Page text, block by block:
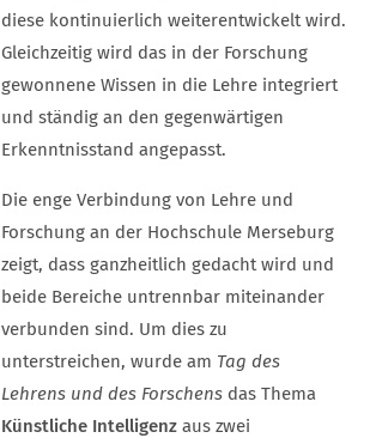
diese kontinuierlich weiterentwickelt wird.
Gleichzeitig wird das in der Forschung
gewonnene Wissen in die Lehre integriert
und ständig an den gegenwärtigen
Erkenntnisstand angepasst.
Die enge Verbindung von Lehre und
Forschung an der Hochschule Merseburg
zeigt, dass ganzheitlich gedacht wird und
beide Bereiche untrennbar miteinander
verbunden sind. Um dies zu
unterstreichen, wurde am Tag des
Lehrens und des Forschens das Thema
Künstliche Intelligenz aus zwei